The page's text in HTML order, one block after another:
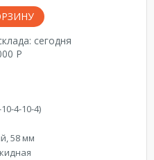
сегодня
Р
4-10-4)
58 мм